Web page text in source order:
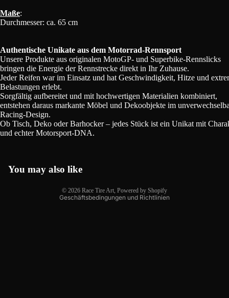
Maße:
Durchmesser: ca. 65 cm
Authentische Unikate aus dem Motorrad-Rennsport
Unsere Produkte aus originalen MotoGP- und Superbike-Rennslicks
bringen die Energie der Rennstrecke direkt in Ihr Zuhause.
Jeder Reifen war im Einsatz und hat Geschwindigkeit, Hitze und
Belastungen erlebt.
Sorgfältig aufbereitet und mit hochwertigen Materialien kombiniert,
entstehen daraus markante Möbel und Dekoobjekte im
Racing-Design.
Ob Tisch, Deko oder Barhocker – jedes Stück ist ein Unikat mit
und echter Motorsport-DNA.
You may also like
© 2026 Race Tire Art, Powered by Shopify
Geschäftsbedingungen und Richtlinien
Datenschutzerklärung
Widerrufsrecht